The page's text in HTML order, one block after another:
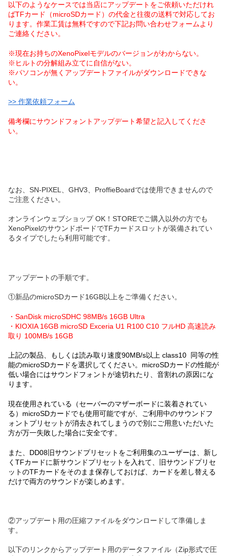
以下のようなケースでは当店にアップデートをご依頼いただけれ
ばTFカード（microSDカード）の代金と往復の送料で対応してお
ります。作業工賃は無料ですので下記お問い合わせフォームより
ご連絡ください。
※現在お持ちのXenoPixelモデルのバージョンがわからない。
※ヒルトの分解組み立てに自信がない。
※パソコンが無くアップデートファイルがダウンロードできな
い。
>> 作業依頼フォーム
備考欄にサウンドフォントアップデート希望と記入してくださ
い。
なお、SN-PIXEL、GHV3、ProffieBoardでは使用できませんので
ご注意ください。
オンラインウェブショップ OK！STOREでご購入以外の方でも
XenoPixelのサウンドボードでTFカードスロットが装備されてい
るタイプでしたら利用可能です。
アップデートの手順です。
①新品のmicroSDカード16GB以上をご準備ください。
・SanDisk microSDHC 98MB/s 16GB Ultra
・KIOXIA 16GB microSD Exceria U1 R100 C10 フルHD 高速読み
取り 100MB/s 16GB
上記の製品、もしくは読み取り速度90MB/s以上 class10 同等の性
能のmicroSDカードを選択してください。microSDカードの性能が
低い場合にはサウンドフォントが途切れたり、音割れの原因にな
ります。
現在使用されている（セーバーのマザーボードに装着されてい
る）microSDカードでも使用可能ですが、ご利用中のサウンドフ
ォントプリセットが消去されてしまうので別にご用意いただいた
方が万一失敗した場合に安全です。
また、DD08旧サウンドプリセットをご利用集のユーザーは、新し
くTFカードに新サウンドプリセットを入れて、旧サウンドプリセ
ットのTFカードをそのまま保存しておけば、カードを差し替える
だけで両方のサウンドが楽しめます。
②アップデート用の圧縮ファイルをダウンロードして準備しま
す。
以下のリンクからアップデート用のデータファイル（Zip形式で圧